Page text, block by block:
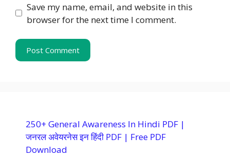
Save my name, email, and website in this
browser for the next time I comment.
250+ General Awareness In Hindi PDF |
जनरल अवेयरनेस इन हिंदी PDF | Free PDF
Download